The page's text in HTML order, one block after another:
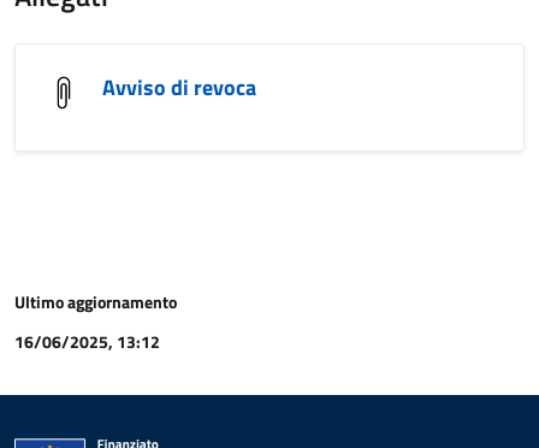
Avviso di revoca
Ultimo aggiornamento
16/06/2025, 13:12